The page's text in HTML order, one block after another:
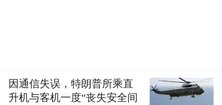
因通信失误，特朗普所乘直
升机与客机一度“丧失安全间